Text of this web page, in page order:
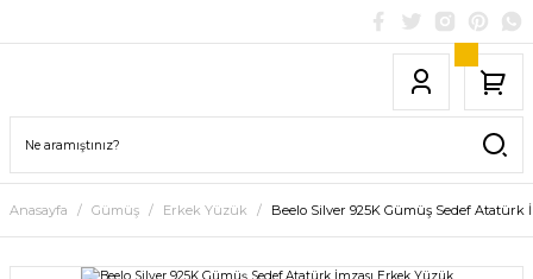
Anasayfa Gümüş Erkek Yüzük Beelo Silver 925K Gümüş Sedef Atatürk